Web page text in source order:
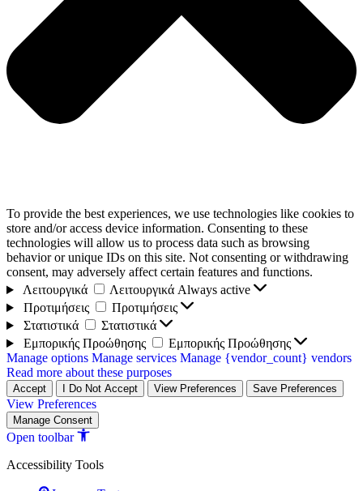
To provide the best experiences, we use technologies like cookies to
store and/or access device information. Consenting to these
technologies will allow us to process data such as browsing
behavior or unique IDs on this site. Not consenting or withdrawing
consent, may adversely affect certain features and functions.
Λειτουργικά
Λειτουργικά Always active
Προτιμήσεις
Προτιμήσεις
Στατιστικά
Στατιστικά
Εμπορικής Προώθησης
Εμπορικής Προώθησης
Manage options Manage services Manage {vendor_count} vendors
Read more about these purposes
Accept I Do Not Accept View Preferences Save Preferences
View Preferences
Manage Consent
Open toolbar
Accessibility Tools